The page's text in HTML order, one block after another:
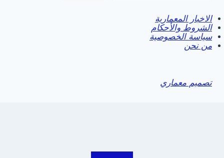
الاخبار المعمارية
الشروط والأحكام
سياسة الخصوصية
من نحن
تصميم معماري